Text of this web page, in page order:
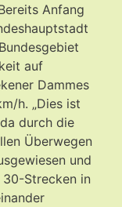
Anfang
auf
Dammes
h. „Dies ist
durch die
Überwegen
und
Strecken in